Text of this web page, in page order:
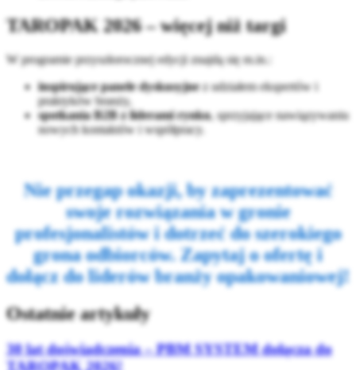
TAROPAK 2026 – więcej niż targi
W programie przyszłorocznej edycji znajdą się m.in.:
inspirujące panele dyskusyjnez udziałem ekspertów i
praktyków branży,
spotkania B2B z liderami rynku, sprzyjające nawiązywaniu
nowych kontaktów i współpracy.
Nie przegap okazji, by zaprezentować
swoje rozwiązania w gronie
profesjonalistów i dotrzeć do szerokiego
grona odbiorców. Zapytaj o ofertę i
dołącz do liderów branży opakowaniowej!
Ostatnie artykuły
30 lat doświadczenia – PBM SYSTEM dołącza do
TAROPAK 2026!